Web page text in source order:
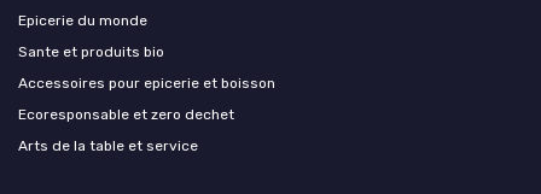
Epicerie du monde
Sante et produits bio
Accessoires pour epicerie et boisson
Ecoresponsable et zero dechet
Arts de la table et service